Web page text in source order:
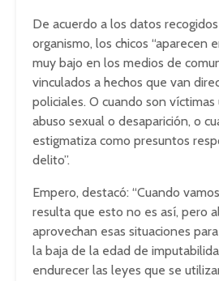
De acuerdo a los datos
organismo, los chicos “aparecen
muy bajo en los medios de
vinculados a hechos que van
policiales. O cuando son
abuso sexual o desaparición, o
estigmatiza como presuntos
delito”.
Empero, destacó: “Cuando
resulta que esto no es así, pero
aprovechan esas situaciones
la baja de la edad de
endurecer las leyes que se